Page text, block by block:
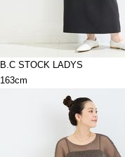
B.C STOCK LADYS
163cm